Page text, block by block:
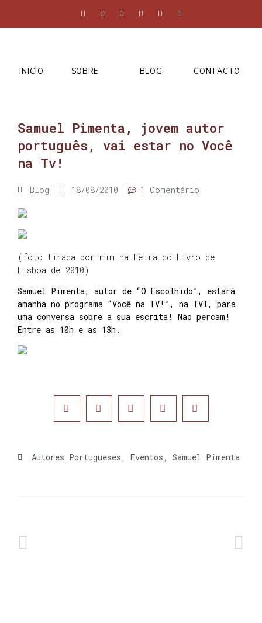
INÍCIO SOBRE BLOG CONTACTO
Samuel Pimenta, jovem autor
português, vai estar no Você
na Tv!
Blog 18/08/2010 1 Comentário
(foto tirada por mim na Feira do Livro de
Lisboa de 2010)
Samuel Pimenta, autor de “O Escolhido”, estará
amanhã no programa “Você na TV!”, na TVI, para
uma conversa sobre a sua escrita! Não percam!
Entre as 10h e as 13h.
Autores Portugueses , Eventos , Samuel Pimenta